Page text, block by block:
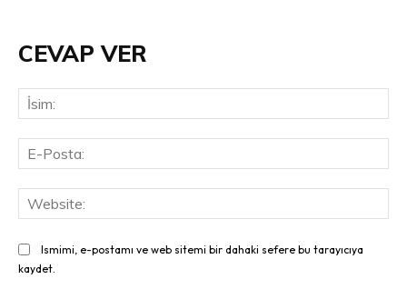
CEVAP VER
Ismimi, e-postamı ve web sitemi bir dahaki sefere bu tarayıcıya
kaydet.